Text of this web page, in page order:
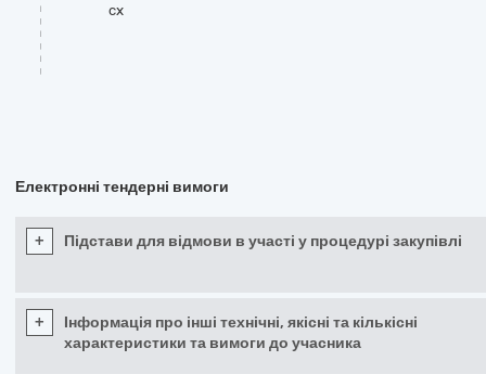
cx
Електронні тендерні вимоги
+ Підстави для відмови в участі у процедурі закупівлі
+
Інформація про інші технічні, якісні та кількісні
характеристики та вимоги до учасника